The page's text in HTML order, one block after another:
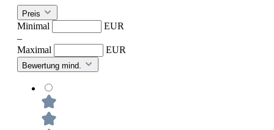
Preis
Minimal
EUR
–
Maximal
EUR
Bewertung mind.